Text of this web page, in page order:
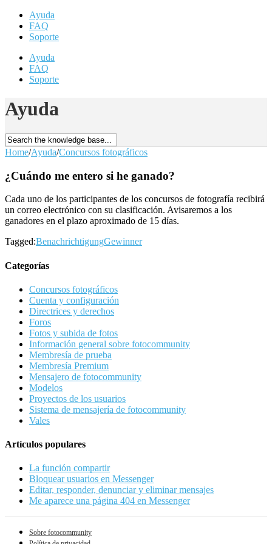
Ayuda
FAQ
Soporte
Ayuda
FAQ
Soporte
Ayuda
Home/Ayuda/Concursos fotográficos
¿Cuándo me entero si he ganado?
Cada uno de los participantes de los concursos de fotografía recibirá
un correo electrónico con su clasificación. Avisaremos a los
ganadores en el plazo aproximado de 15 días.
Tagged:BenachrichtigungGewinner
Categorías
Concursos fotográficos
Cuenta y configuración
Directrices y derechos
Foros
Fotos y subida de fotos
Información general sobre fotocommunity
Membresía de prueba
Membresía Premium
Mensajero de fotocommunity
Modelos
Proyectos de los usuarios
Sistema de mensajería de fotocommunity
Vales
Artículos populares
La función compartir
Bloquear usuarios en Messenger
Editar, responder, denunciar y eliminar mensajes
Me aparece una página 404 en Messenger
Sobre fotocommunity